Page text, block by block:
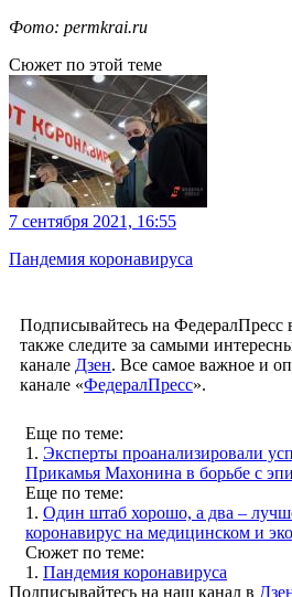
Фото: permkrai.ru
Сюжет по этой теме
7 сентября 2021, 16:55
Пандемия коронавируса
Подписывайтесь на ФедералПресс
также следите за самыми
канале Дзен. Все самое важное и
канале «ФедералПресс».
Еще по теме:
1. Эксперты проанализировали
Прикамья Махонина в борьбе с
Еще по теме:
1. Один штаб хорошо, а два –
коронавирус на медицинском и
Сюжет по теме:
1. Пандемия коронавируса
Подписывайтесь на наш канал в